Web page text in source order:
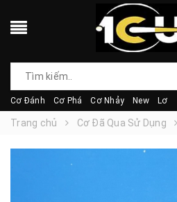
Cơ Đánh Cơ Phá Cơ Nhảy New Lơ
Trang chủ Cơ Đã Qua Sử Dụng